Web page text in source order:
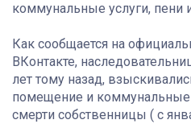
коммунальные услуги, пени
Как сообщается на
ВКонтакте,
лет тому назад,
помещение и коммунальные
смерти собственницы ( с